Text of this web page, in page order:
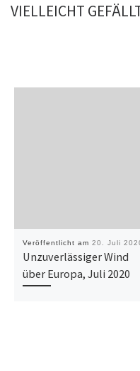
VIELLEICHT
Veröffentlicht am 20. Juli
Unzuverlässiger Wind
über Europa, Juli 2020